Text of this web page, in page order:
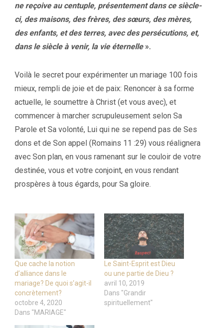
ne reçoive au centuple, présentement dans ce siècle-
ci, des maisons, des frères, des sœurs, des mères,
des enfants, et des terres, avec des persécutions, et,
dans le siècle à venir, la vie éternelle».
Voilà le secret pour expérimenter un mariage 100 fois
mieux, rempli de joie et de paix: Renoncer à sa forme
actuelle, le soumettre à Christ (et vous avec), et
commencer à marcher scrupuleusement selon Sa
Parole et Sa volonté, Lui qui ne se repend pas de Ses
dons et de Son appel (Romains 11 :29) vous réalignera
avec Son plan, en vous ramenant sur le couloir de votre
destinée, vous et votre conjoint, en vous rendant
prospères à tous égards, pour Sa gloire.
Que cache la notion
d’alliance dans le
mariage? De quoi s’agit-il
concrètement?
octobre 4, 2020
Dans "MARIAGE"
Le Saint-Esprit est Dieu
ou une partie de Dieu ?
avril 10, 2019
Dans "Grandir
spirituellement"